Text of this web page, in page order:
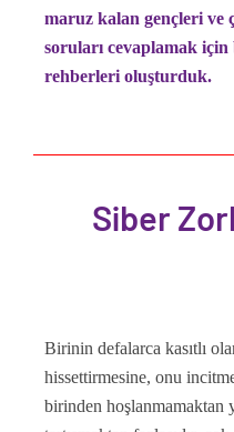
maruz kalan gençleri ve
soruları cevaplamak için
rehberleri oluşturduk.
Siber
Birinin‌ ‌defalarca‌ ‌kasıtlı‌
‌hissettirmesine,‌ ‌onu‌
‌birinden‌ ‌hoşlanmamaktan‌